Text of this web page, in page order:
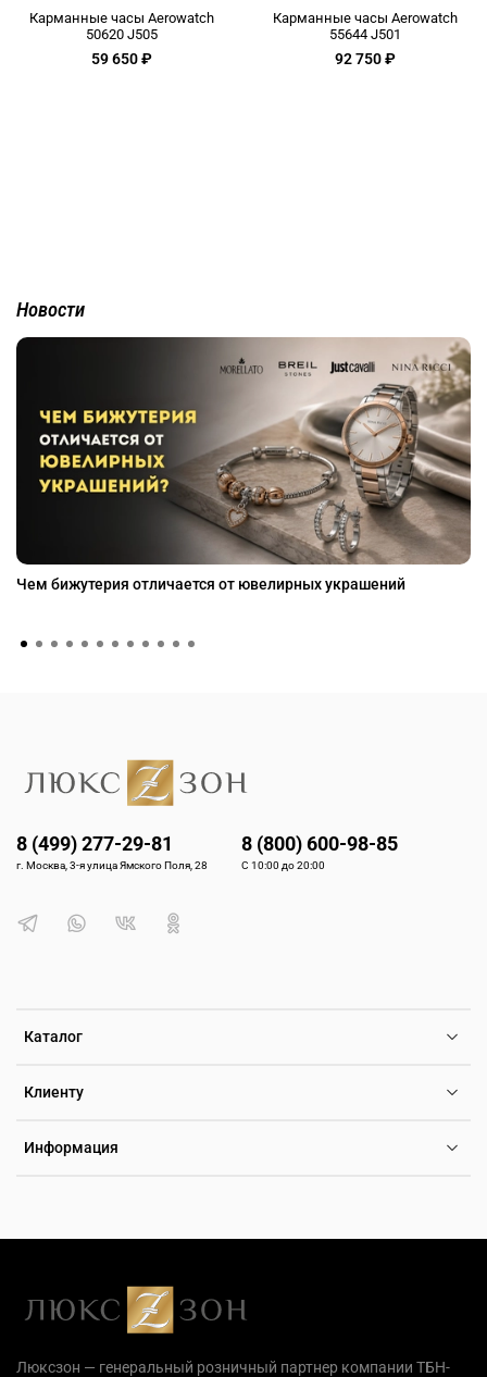
Карманные часы Aerowatch
50620 J505
59 650 ₽
Карманные часы Aerowatch
55644 J501
92 750 ₽
Новости
Чем бижутерия отличается от ювелирных украшений
Каталог
Клиенту
Информация
8 (499) 277-29-81
г. Москва, 3-я улица Ямского Поля, 28
8 (800) 600-98-85
С 10:00 до 20:00
Люксзон — генеральный розничный партнер компании ТБН-